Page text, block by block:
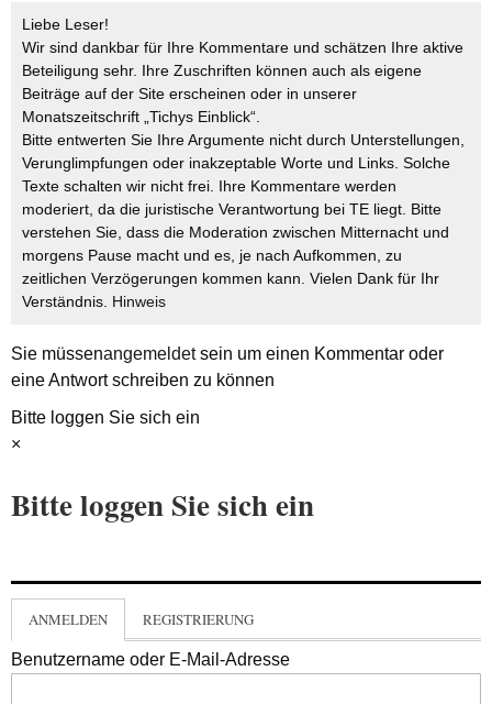
Liebe Leser!
Wir sind dankbar für Ihre Kommentare und schätzen Ihre aktive
Beteiligung sehr. Ihre Zuschriften können auch als eigene
Beiträge auf der Site erscheinen oder in unserer
Monatszeitschrift „Tichys Einblick“.
Bitte entwerten Sie Ihre Argumente nicht durch Unterstellungen,
Verunglimpfungen oder inakzeptable Worte und Links. Solche
Texte schalten wir nicht frei. Ihre Kommentare werden
moderiert, da die juristische Verantwortung bei TE liegt. Bitte
verstehen Sie, dass die Moderation zwischen Mitternacht und
morgens Pause macht und es, je nach Aufkommen, zu
zeitlichen Verzögerungen kommen kann. Vielen Dank für Ihr
Verständnis. Hinweis
Sie müssenangemeldetsein um einen Kommentar oder
eine Antwort schreiben zu können
Bitte loggen Sie sich ein
×
Bitte loggen Sie sich ein
ANMELDEN REGISTRIERUNG
Benutzername oder E-Mail-Adresse